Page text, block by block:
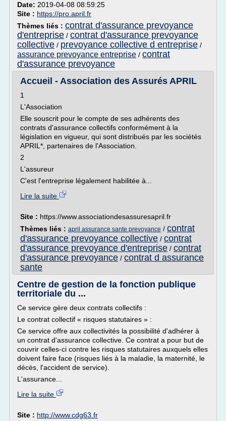
Date: 2019-04-08 08:59:25
Site : https://pro.april.fr
Thèmes liés : contrat d'assurance prevoyance
d'entreprise / contrat d'assurance prevoyance
collective / prevoyance collective d entreprise /
assurance prevoyance entreprise / contrat
d'assurance prevoyance
Accueil - Association des Assurés APRIL
1
L'Association
Elle souscrit pour le compte de ses adhérents des
contrats d'assurance collectifs conformément à la
législation en vigueur, qui sont distribués par les sociétés
APRIL*, partenaires de l'Association.
2
L'assureur
C'est l'entreprise légalement habilitée à...
Lire la suite
Site : https://www.associationdesassuresapril.fr
Thèmes liés : april assurance sante prevoyance / contrat
d'assurance prevoyance collective / contrat
d'assurance prevoyance d'entreprise / contrat
d'assurance prevoyance / contrat d assurance
sante
Centre de gestion de la fonction publique
territoriale du ...
Ce service gère deux contrats collectifs :
Le contrat collectif « risques statutaires » :
Ce service offre aux collectivités la possibilité d'adhérer à
un contrat d'assurance collective. Ce contrat a pour but de
couvrir celles-ci contre les risques statutaires auxquels elles
doivent faire face (risques liés à la maladie, la maternité, le
décès, l'accident de service).
L'assurance...
Lire la suite
Site : http://www.cdg63.fr